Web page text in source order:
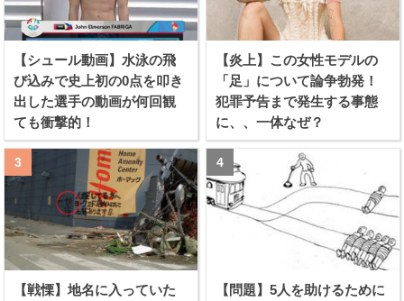
【シュール動画】水泳の飛
び込みで史上初の0点を叩き
出した選手の動画が何回観
ても衝撃的！
【炎上】この女性モデルの
「足」について論争勃発！
犯罪予告まで発生する事態
に、、一体なぜ？
【戦慄】地名に入っていた
【問題】5人を助けるために